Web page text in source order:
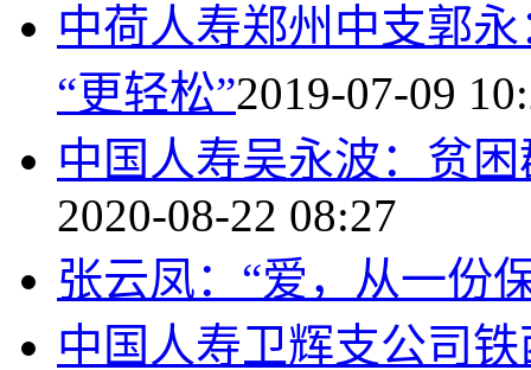
中荷人寿郑州中支郭
“更轻松”2019-07-09
中国人寿吴永波：贫
2020-08-22 08:27
张云凤：“爱，从一份
中国人寿卫辉支公司